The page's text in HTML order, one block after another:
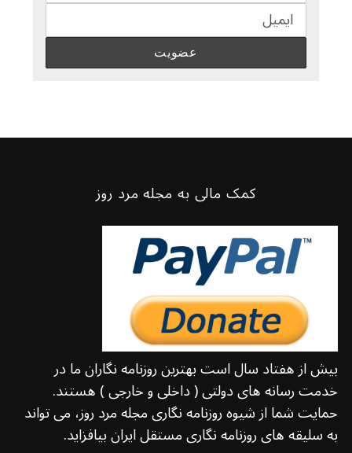
کمک مالی به مجله مرد روز
بیش از هفتاد سال است بهترین روزنامه نگاران ما در
خدمت رسانه های دولتی ( داخلی و خارجی ) هستند.
حمایت شما از شیوه روزنامه نگاری مجله مرد روز، می تواند
به سلیقه های روزنامه نگاری مستقل ایران بیافزاید.